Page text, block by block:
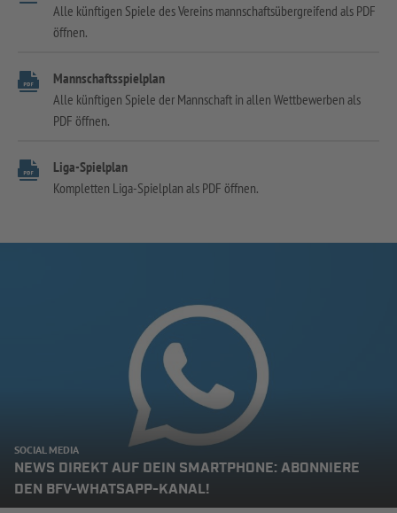
Alle künftigen Spiele des Vereins mannschaftsübergreifend als PDF
öffnen.
Mannschaftsspielplan
Alle künftigen Spiele der Mannschaft in allen Wettbewerben als
PDF öffnen.
Liga-Spielplan
Kompletten Liga-Spielplan als PDF öffnen.
SOCIAL MEDIA
NEWS DIREKT AUF DEIN SMARTPHONE: ABONNIERE
DEN BFV-WHATSAPP-KANAL!